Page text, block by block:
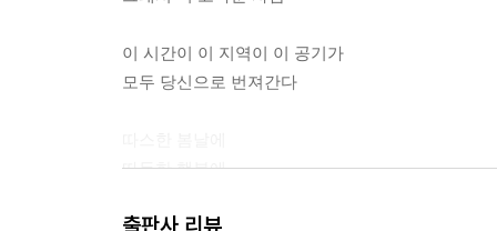
이 시간이 이 지역이 이 공기가
모두 당신으로 번져간다
따듯한 행복에
출판사 리뷰